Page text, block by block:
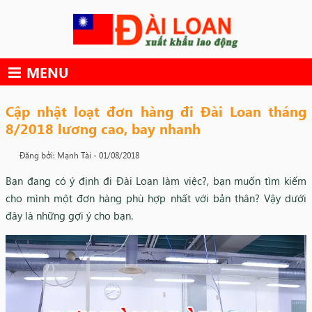
MENU
Cập nhật loạt đơn hàng đi Đài Loan tháng
8/2018 lương cao, bay nhanh
Đăng bởi: Mạnh Tài - 01/08/2018
Bạn đang có ý định đi Đài Loan làm việc?, bạn muốn tìm kiếm
cho mình một đơn hàng phù hợp nhất với bản thân? Vậy dưới
đây là những gợi ý cho bạn.